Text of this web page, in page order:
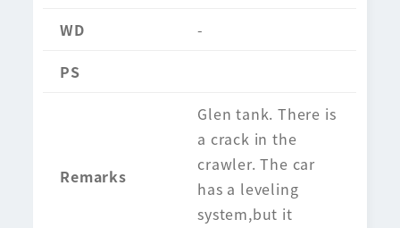
WD
-
PS
Remarks
Glen tank. There is
a crack in the
crawler. The car
has a leveling
system,but it